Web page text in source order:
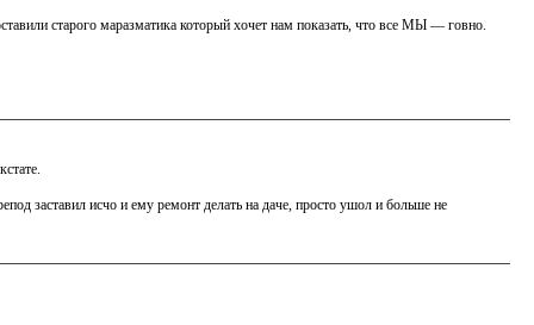
старого маразматика который хочет нам показать, что все МЫ — говно.
заставил исчо и ему ремонт делать на даче, просто ушол и больше не